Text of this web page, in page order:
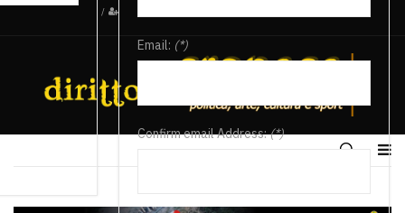
/
Email: (*)
Confirm email Address:(*)